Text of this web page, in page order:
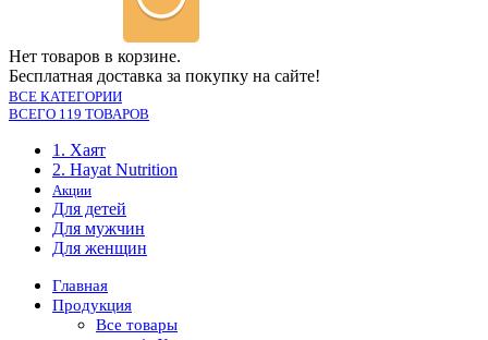
Нет товаров в корзине.
Бесплатная доставка за покупку на сайте!
ВСЕ КАТЕГОРИИ
ВСЕГО 119 ТОВАРОВ
1. Хаят
2. Hayat Nutrition
Акции
Для детей
Для мужчин
Для женщин
Главная
Продукция
Все товары